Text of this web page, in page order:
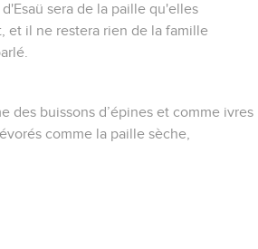
sera de la paille qu'elles
et il ne restera rien de la famille
des buissons d’épines et comme ivres
comme la paille sèche,